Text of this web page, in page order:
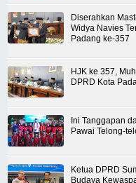
Diserahkan
Widya Navies
Padang ke-357
HJK ke 357,
DPRD Kota
Ini Tanggapan
Pawai Telong-
Ketua DPRD
Budaya